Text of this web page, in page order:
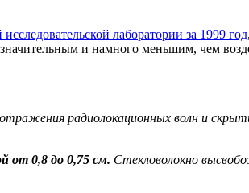
лаборатории за 1999 год
и намного меньшим, чем
радиолокационных волн и
от 0,8 до 0,75 см. Стекловолокно